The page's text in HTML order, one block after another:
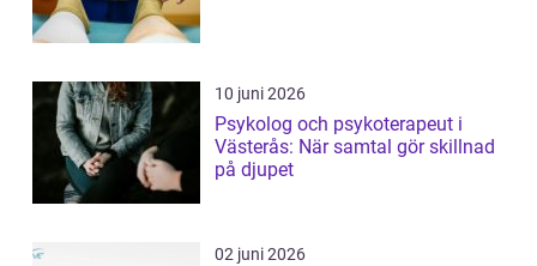
10 juni 2026
Psykolog och psykoterapeut i
Västerås: När samtal gör skillnad
på djupet
02 juni 2026